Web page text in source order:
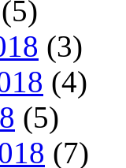
(5)
(3)
(4)
(5)
(7)